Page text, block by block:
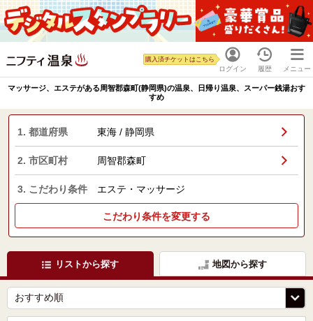
ログイン
購入済チケットはこちら
履歴 メニュー
マッサージ、エステがある周智郡森町(静岡県)の温泉、日帰り温泉、スーパー銭湯おす
すめ
1. 都道府県 東海 / 静岡県
2. 市区町村 周智郡森町
3. こだわり条件 エステ・マッサージ
こだわり条件を変更する
リストから探す 地図から探す